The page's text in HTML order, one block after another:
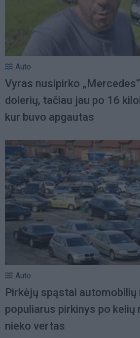
Auto
Vyras nusipirko
dolerių, tačiau jau po 16
kur buvo apgautas
Auto
Pirkėjų spąstai automobilių
populiarus pirkinys po kelių
nieko vertas